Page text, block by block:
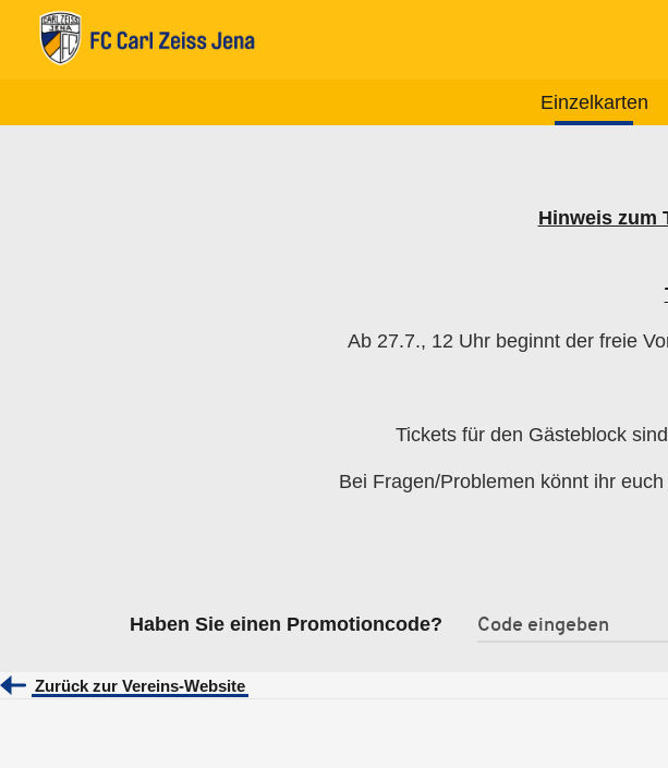
Einzelkarten
Hinweis zum
Ab 27.7., 12 Uhr beginnt der freie
Tickets für den Gästeblock
Bei Fragen/Problemen könnt ihr
Haben Sie einen Promotioncode?
Zurück zur Vereins-Website